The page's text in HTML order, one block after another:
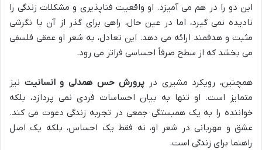
این دو را در هم می آمیزد. او واقعیت فناپذیری و مشکلات زندگی را
نادیده نمی گیرد، اما در عین حال، راهی برای گذر از آن با نگرشی
مثبت و هدفمند ارائه می دهد. این تعادل، به شعر او عمقی فلسفی
می بخشد که از سطح صرفاً احساسی فراتر می رود.
همچنین، رویکرد مشیری در پرورش حس همدلی و انسانیت نیز
متمایز است. او تنها به بیان احساسات فردی نمی پردازد، بلکه
خواننده را به یک همبستگی جمعی در تجربه زندگی دعوت می کند.
عشق و مهربانی در شعر او، نه فقط یک احساس، بلکه یک اصل
راهنما برای زندگی است.